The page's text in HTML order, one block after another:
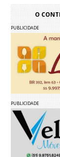
O
PUBLICIDADE
PUBLICIDADE